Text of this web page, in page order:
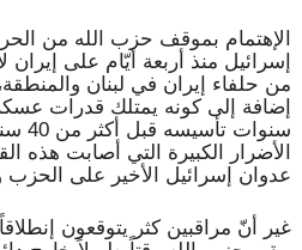
الإهتمام بموقف حزب الله من
إسرائيل منذ أربعة أيّام على إيران
من حلفاء إيران في لبنان والمنطقة،
إضافة إلى كونه يمتلك قدرات
سنوات
الأضرار الكبيرة التي أصابت هذه
عدوان إسرائيل الأخير على الحزب
غير أنّ مراقبين كثر يتوقعون